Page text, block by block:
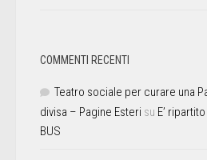
COMMENTI RECENTI
Teatro sociale per curare una
divisa – Pagine Esteri su E’ ripartito
BUS